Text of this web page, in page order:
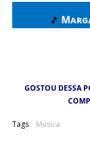
🎵
GOSTOU DESSA
Tags Música